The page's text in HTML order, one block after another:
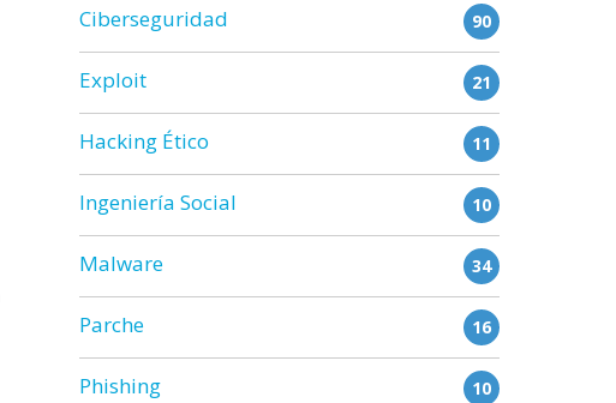
Ciberseguridad 90
Exploit 21
Hacking Ético 11
Ingeniería Social 10
Malware 34
Parche 16
Phishing 10